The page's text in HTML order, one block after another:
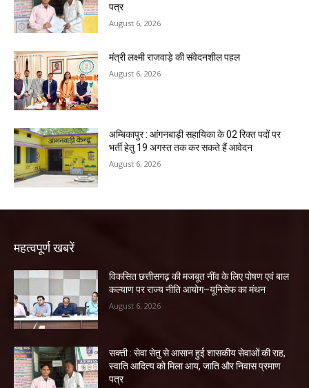
पत्र
August 6, 2026
मंत्री लक्ष्मी राजवाड़े की संवेदनशील पहल
August 6, 2026
अम्बिकापुर : आंगनबाड़ी सहायिका के 02 रिक्त पदों पर
भर्ती हेतु 19 अगस्त तक कर सकते हैं आवेदन
August 6, 2026
महत्वपूर्ण खबरें
विकसित छत्तीसगढ़ की मजबूत नींव के लिए पोषण एवं बाल
कल्याण पर राज्य नीति आयोग–यूनिसेफ का मंथन
August 6, 2026
सक्ती : सेवा सेतु से आसान हुई शासकीय सेवाओं की राह,
स्वाति आदित्य को मिला आय, जाति और निवास प्रमाण
पत्र